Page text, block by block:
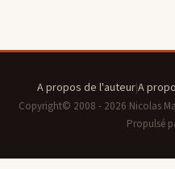
A propos de l'auteur|A
Copyright© 2008 - 2026 Nicolas
Propulsé